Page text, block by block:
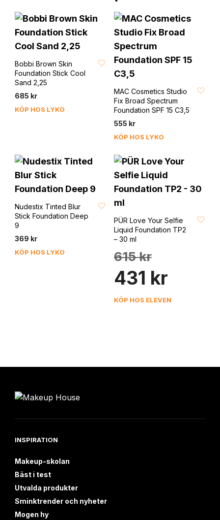
Bobbi Brown Skin
Foundation Stick Cool
Sand 2,25
685 kr
KÖP HOS LYKO
FAVORIT
MAC Cosmetics Studio
Fix Broad Spectrum
Foundation SPF 15 C3,5
555 kr
KÖP HOS LYKO
Nudestix Tinted Blur
Stick Foundation Deep
9
369 kr
KÖP HOS LYKO
PÜR Love Your Selfie
Liquid Foundation TP2
– 30 ml
615kr
priset
var:
431 krnuvarande
är:
KÖP HOS ELEVEN
INSPIRATION
Makeup-skolan
Bäst i test
Utvalda produkter
Sminktrender och nyheter
Mogen hy